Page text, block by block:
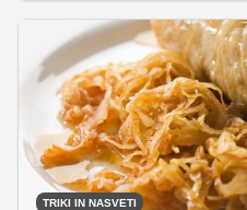
raje odločite za bolj zdrav
pomagajte s šestimi
TRIKI IN NASVETI